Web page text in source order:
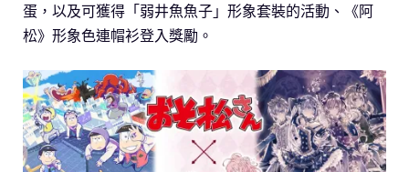
蛋，以及可獲得「弱井魚魚子」形象套裝的活動、《阿
松》形象色連帽衫登入獎勵。